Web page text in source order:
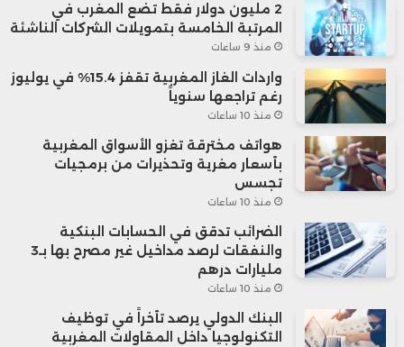
2 مليون دولار فقط تضع المغرب في
المرتبة الخامسة بتمويلات الشركات الناشئة
منذ 9 ساعات
واردات الغاز المغربية تقفز 15.4% في يوليوز
رغم تراجعها سنوياً
منذ 10 ساعات
هواتف مخترقة تغزو الأسواق المغربية
بأسعار مغرية وتحذيرات من برمجيات
تجسس
منذ 10 ساعات
الضرائب تدقق في الحسابات البنكية
والنفقات لرصد مداخيل غير مصرح بها بـ3
مليارات درهم
منذ 10 ساعات
البنك الدولي يرصد تأخراً في توظيف
التكنولوجيا داخل المقاولات المغربية